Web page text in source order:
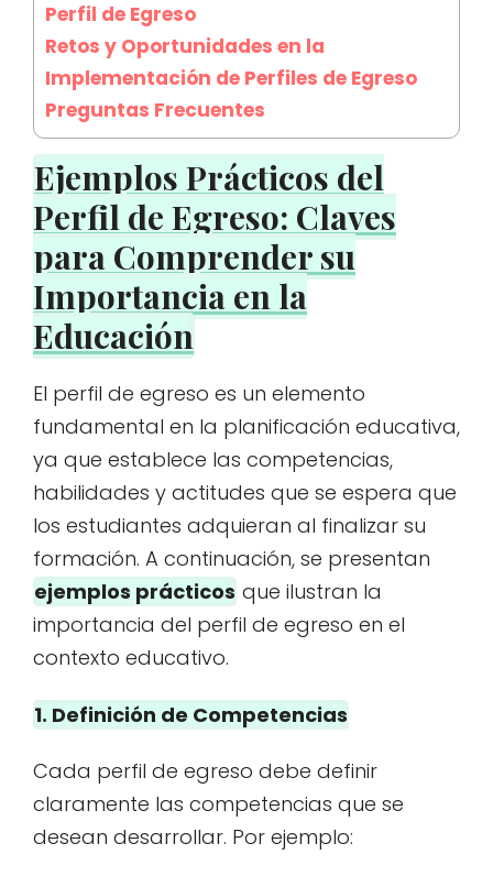
Perfil de Egreso
Retos y Oportunidades en la
Implementación de Perfiles de Egreso
Preguntas Frecuentes
Ejemplos Prácticos del
Perfil de Egreso: Claves
para Comprender su
Importancia en la
Educación
El perfil de egreso es un elemento
fundamental en la planificación educativa,
ya que establece las competencias,
habilidades y actitudes que se espera que
los estudiantes adquieran al finalizar su
formación. A continuación, se presentan
ejemplos prácticos que ilustran la
importancia del perfil de egreso en el
contexto educativo.
1. Definición de Competencias
Cada perfil de egreso debe definir
claramente las competencias que se
desean desarrollar. Por ejemplo: